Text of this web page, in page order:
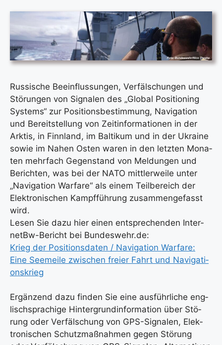
Rus­si­sche Beein­flus­sun­gen, Ver­fäl­schun­gen und
Stö­run­gen von Signa­len des „Glo­bal Posi­tio­ning
Sys­tems“ zur Posi­ti­ons­be­stim­mung, Navi­ga­ti­on
und Bereit­stel­lung von Zeit­in­for­ma­tio­nen in der
Ark­tis, in Finn­land, im Bal­ti­kum und in der Ukrai­ne
sowie im Nahen Osten waren in den letz­ten Mona­
ten mehr­fach Gegen­stand von Mel­dun­gen und
Berich­ten, was bei der NATO mitt­ler­wei­le unter
„Navi­ga­ti­on War­fa­re“ als einem Teil­be­reich der
Elek­tro­ni­schen Kampf­füh­rung zusam­men­ge­fasst
wird.
Lesen Sie dazu hier einen ent­spre­chen­den Inter­
netBw-Bericht bei Bundeswehr.de:
Krieg der Posi­ti­ons­da­ten / Navi­ga­ti­on War­fa­re:
Eine See­mei­le zwi­schen frei­er Fahrt und Navi­ga­ti­
ons­krieg
Ergän­zend dazu fin­den Sie eine aus­führ­li­che eng­
lisch­spra­chi­ge Hin­ter­grund­in­for­ma­ti­on über Stö­
rung oder Ver­fäl­schung von GPS-Signa­len, Elek­
tro­ni­schen Schutz­maß­nah­men gegen Stö­rung